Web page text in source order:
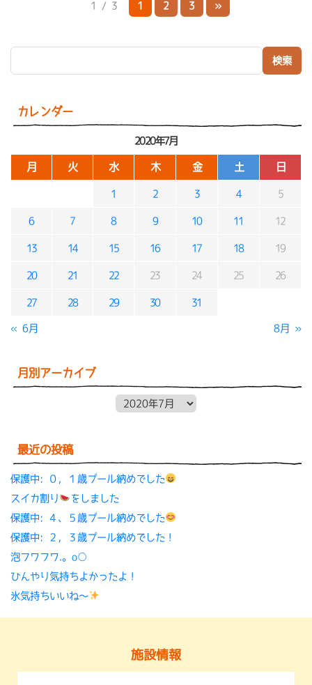
カレンダー
2020年7月
月 火 水 木 金 土 日
1 2 3 4 5
6 7 8 9 10 11 12
13 14 15 16 17 18 19
20 21 22 23 24 25 26
27 28 29 30 31
« 6月 8月 »
月別アーカイブ
最近の投稿
保護中: ０，１歳プール納めでした
スイカ割り
をしました
保護中: ４、５歳プール納めでした
保護中: ２，３歳プール納めでした！
泡フワフワ.。o○
ひんやり気持ちよかったよ！
氷気持ちいいね〜
1 / 3 1 2 3 »
施設情報